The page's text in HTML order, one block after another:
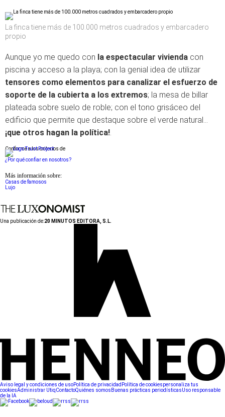
La finca tiene más de 100.000 metros cuadrados y embarcadero
propio
Aunque yo me quedo con la espectacular vivienda con
piscina y acceso a la playa; con la genial idea de utilizar
tensores como elementos para canalizar el esfuerzo de
soporte de la cubierta a los extremos; la mesa de billar
plateada sobre suelo de roble; con el tono grisáceo del
edificio que permite que destaque sobre el verde natural…
¡que otros hagan la política!.
Conforme a los criterios de
¿Por qué confiar en nosotros?
Más información sobre:
Casas de famosos
Lujo
Una publicación de:20 MINUTOS EDITORA, S.L.
Aviso legal y condiciones de usoPolítica de privacidad Política de cookiespersonaliza tus
cookiesAdministrar UtiqContactoQuiénes somos Buenas prácticas periodísticasUso responsable
de la IA